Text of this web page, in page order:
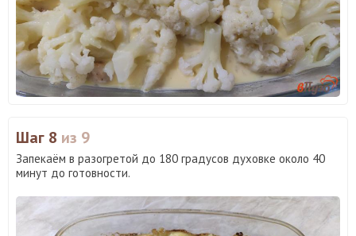
Шаг 8 из 9
Запекаём в разогретой до 180 градусов духовке около 40
минут до готовности.